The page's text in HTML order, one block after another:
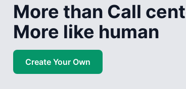
More than Call
More like human
Create Your Own